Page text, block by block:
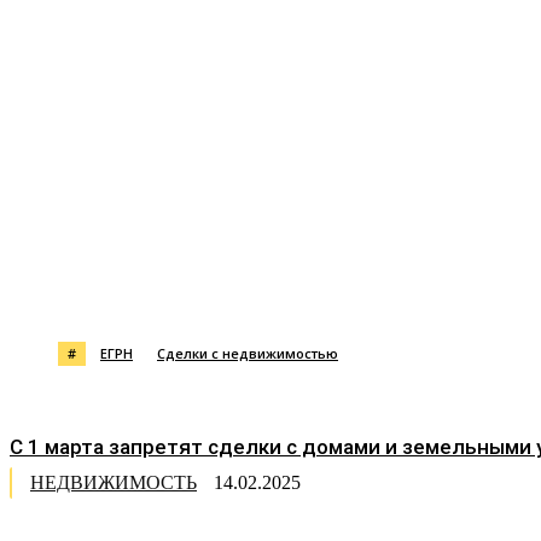
# ЕГРН Сделки с недвижимостью
С 1 марта запретят сделки с домами и земельными
НЕДВИЖИМОСТЬ 14.02.2025